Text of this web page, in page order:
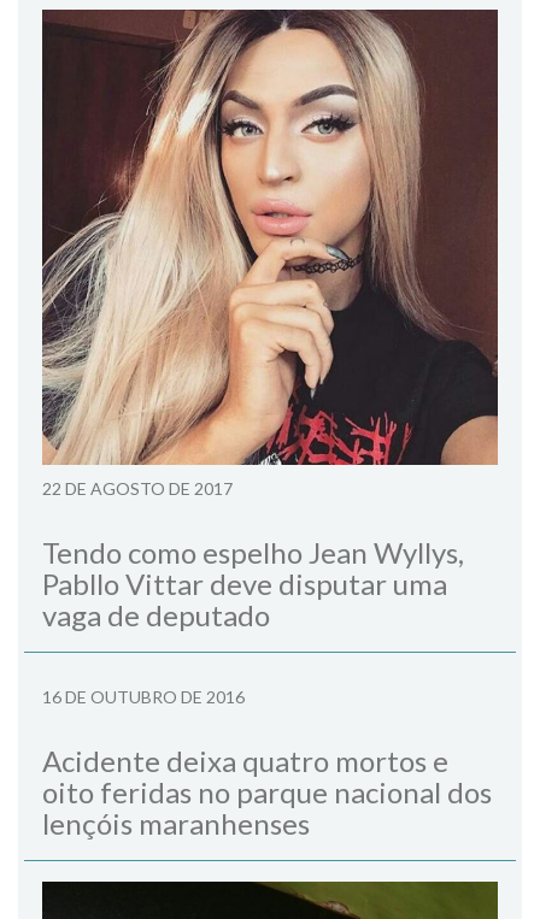
22 DE AGOSTO DE 2017
Tendo como espelho Jean Wyllys,
Pabllo Vittar deve disputar uma
vaga de deputado
16 DE OUTUBRO DE 2016
Acidente deixa quatro mortos e
oito feridas no parque nacional dos
lençóis maranhenses